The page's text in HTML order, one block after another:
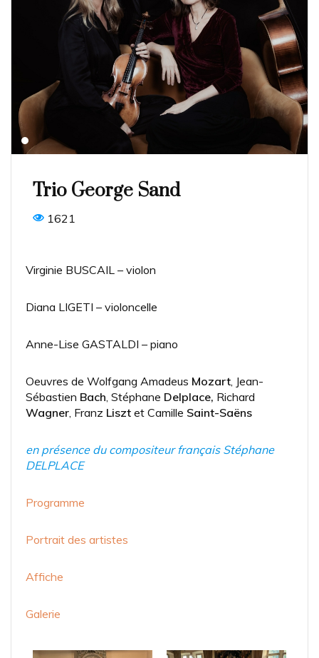
Trio George Sand
1621
Virginie BUSCAIL – violon
Diana LIGETI – violoncelle
Anne-Lise GASTALDI – piano
Oeuvres de Wolfgang Amadeus Mozart, Jean-
Sébastien Bach, Stéphane Delplace, Richard
Wagner, Franz Liszt et Camille Saint-Saëns
en présence du compositeur français Stéphane
DELPLACE
Programme
Portrait des artistes
Affiche
Galerie